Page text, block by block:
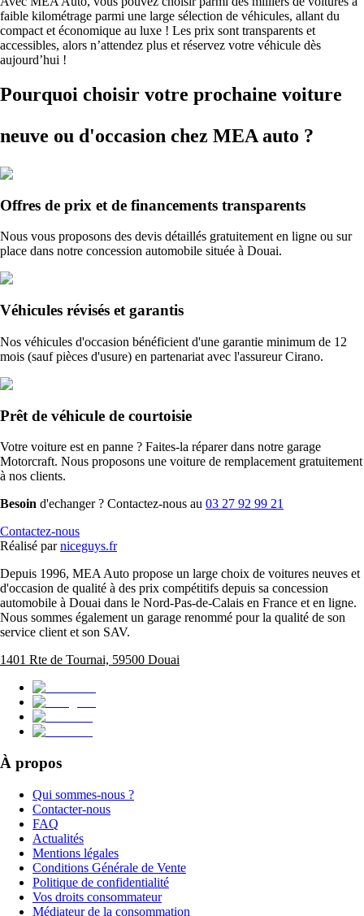
faible kilométrage parmi une large sélection de véhicules, allant du
compact et économique au luxe ! Les prix sont transparents et
accessibles, alors n’attendez plus et réservez votre véhicule dès
aujourd’hui !
Pourquoi choisir votre prochaine voiture
neuve ou d'occasion chez MEA auto ?
Offres de prix et de financements transparents
Nous vous proposons des devis détaillés gratuitement en ligne ou sur
place dans notre concession automobile située à Douai.
Véhicules révisés et garantis
Nos véhicules d'occasion bénéficient d'une garantie minimum de 12
mois (sauf pièces d'usure) en partenariat avec l'assureur Cirano.
Prêt de véhicule de courtoisie
Votre voiture est en panne ? Faites-la réparer dans notre garage
Motorcraft. Nous proposons une voiture de remplacement gratuitement
à nos clients.
Besoin d'echanger ? Contactez-nous au 03 27 92 99 21
Contactez-nous
Réalisé par niceguys.fr
Depuis 1996, MEA Auto propose un large choix de voitures neuves et
d'occasion de qualité à des prix compétitifs depuis sa concession
automobile à Douai dans le Nord-Pas-de-Calais en France et en ligne.
Nous sommes également un garage renommé pour la qualité de son
service client et son SAV.
1401 Rte de Tournai, 59500 Douai
À propos
Qui sommes-nous ?
Contacter-nous
FAQ
Actualités
Mentions légales
Conditions Générale de Vente
Politique de confidentialité
Vos droits consommateur
Médiateur de la consommation